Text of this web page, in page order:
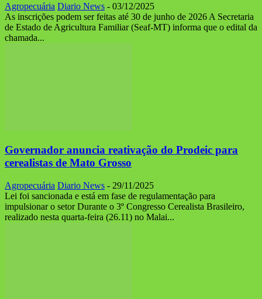
Agropecuária Diario News - 03/12/2025
As inscrições podem ser feitas até 30 de junho de 2026 A Secretaria
de Estado de Agricultura Familiar (Seaf-MT) informa que o edital da
chamada...
Governador anuncia reativação do Prodeic para
cerealistas de Mato Grosso
Agropecuária Diario News - 29/11/2025
Lei foi sancionada e está em fase de regulamentação para
impulsionar o setor Durante o 3º Congresso Cerealista Brasileiro,
realizado nesta quarta-feira (26.11) no Malai...